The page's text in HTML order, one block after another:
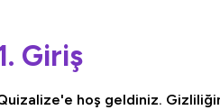
Giriş
hoş geldiniz.